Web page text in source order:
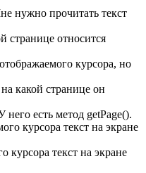
нужно прочитать текст
странице относится
курсора, но
какой странице он
есть метод getPage().
курсора текст на экране
курсора текст на экране